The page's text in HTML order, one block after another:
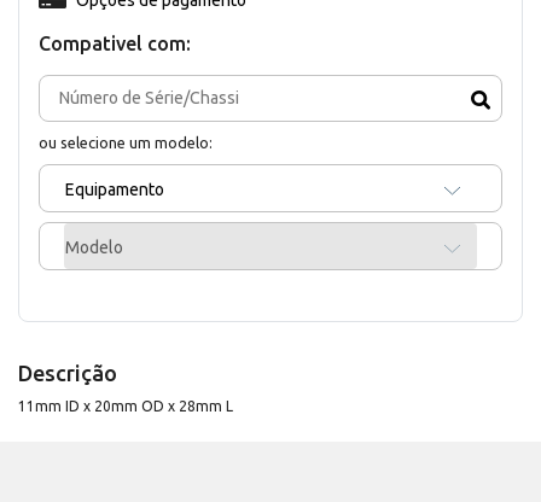
Compativel com:
ou selecione um modelo:
Equipamento
Modelo
Descrição
11mm ID x 20mm OD x 28mm L